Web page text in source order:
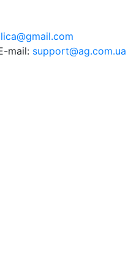
mail: support@ag.com.ua